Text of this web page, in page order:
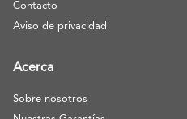
Contacto
Aviso de privacidad
Acerca
Sobre nosotros